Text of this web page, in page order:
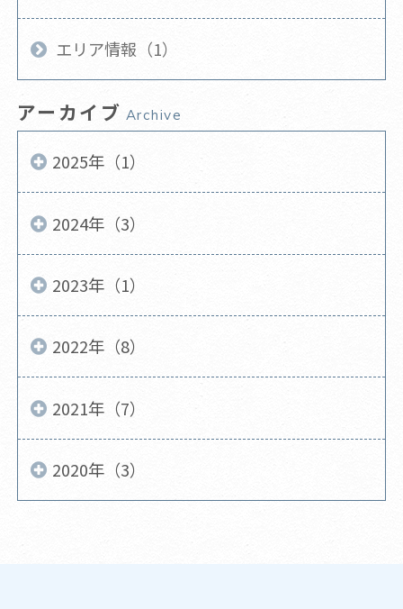
エリア情報（1）
アーカイブ Archive
2025年（1）
2024年（3）
2023年（1）
2022年（8）
2021年（7）
2020年（3）